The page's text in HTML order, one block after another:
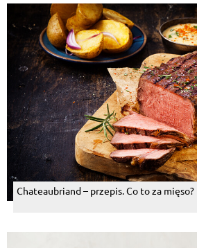
Chateaubriand – przepis. Co to za mięso?